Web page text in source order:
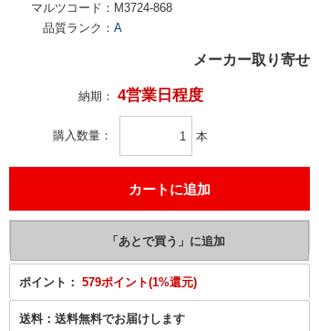
マルツコード： M3724-868
品質ランク： A
メーカー取り寄せ
納期： 4営業日程度
購入数量 本
ポイント： 579ポイント(1%還元)
送料： 送料無料でお届けします